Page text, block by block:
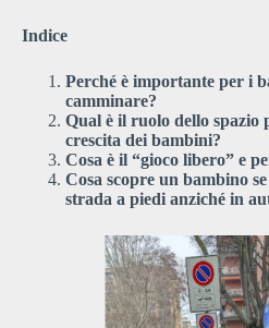
Indice
Perché è importante per i
camminare?
Qual è il ruolo dello spazio
crescita dei bambini?
Cosa è il “gioco libero” e
Cosa scopre un bambino
strada a piedi anziché in